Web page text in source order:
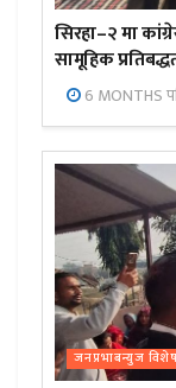
सिरहा–२ मा
सामूहिक
6 MONTHS
जनप्रभाबन्युज विशेष